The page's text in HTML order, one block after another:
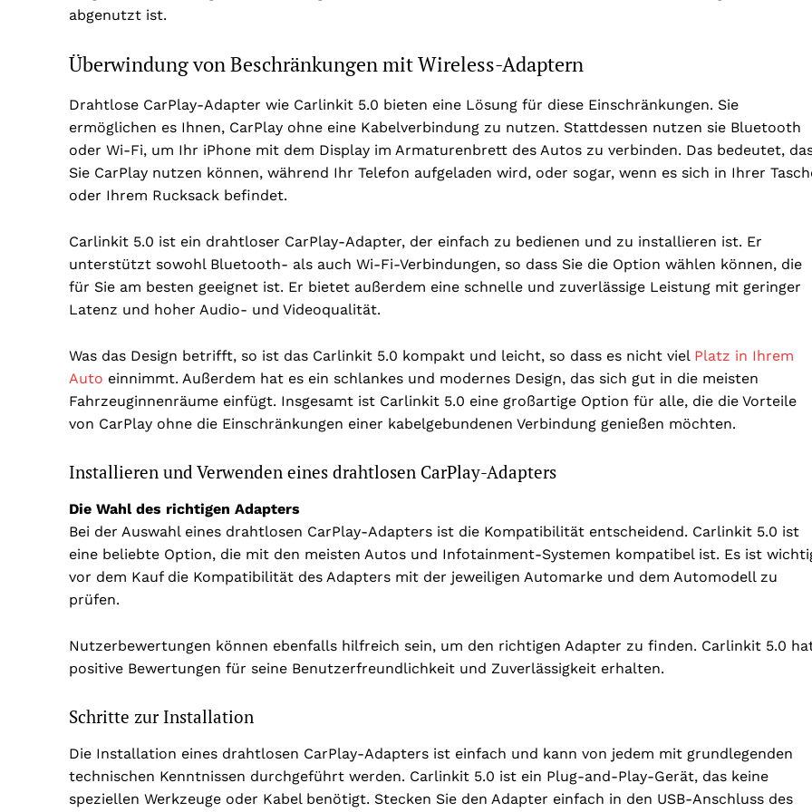
abgenutzt ist.
Überwindung von Beschränkungen mit Wireless-Adaptern
Drahtlose CarPlay-Adapter wie Carlinkit 5.0 bieten eine Lösung für diese Einschränkungen. Sie
ermöglichen es Ihnen, CarPlay ohne eine Kabelverbindung zu nutzen. Stattdessen nutzen sie Bluetooth
oder Wi-Fi, um Ihr iPhone mit dem Display im Armaturenbrett des Autos zu verbinden. Das bedeutet,
Sie CarPlay nutzen können, während Ihr Telefon aufgeladen wird, oder sogar, wenn es sich in Ihrer
oder Ihrem Rucksack befindet.
Carlinkit 5.0 ist ein drahtloser CarPlay-Adapter, der einfach zu bedienen und zu installieren ist. Er
unterstützt sowohl Bluetooth- als auch Wi-Fi-Verbindungen, so dass Sie die Option wählen können, die
für Sie am besten geeignet ist. Er bietet außerdem eine schnelle und zuverlässige Leistung mit geringer
Latenz und hoher Audio- und Videoqualität.
Was das Design betrifft, so ist das Carlinkit 5.0 kompakt und leicht, so dass es nicht viel Platz in Ihrem
Auto einnimmt. Außerdem hat es ein schlankes und modernes Design, das sich gut in die meisten
Fahrzeuginnenräume einfügt. Insgesamt ist Carlinkit 5.0 eine großartige Option für alle, die die Vorteile
von CarPlay ohne die Einschränkungen einer kabelgebundenen Verbindung genießen möchten.
Installieren und Verwenden eines drahtlosen CarPlay-Adapters
Die Wahl des richtigen Adapters
Bei der Auswahl eines drahtlosen CarPlay-Adapters ist die Kompatibilität entscheidend. Carlinkit 5.0 ist
eine beliebte Option, die mit den meisten Autos und Infotainment-Systemen kompatibel ist. Es ist
vor dem Kauf die Kompatibilität des Adapters mit der jeweiligen Automarke und dem Automodell zu
prüfen.
Nutzerbewertungen können ebenfalls hilfreich sein, um den richtigen Adapter zu finden. Carlinkit 5.0
positive Bewertungen für seine Benutzerfreundlichkeit und Zuverlässigkeit erhalten.
Schritte zur Installation
Die Installation eines drahtlosen CarPlay-Adapters ist einfach und kann von jedem mit grundlegenden
technischen Kenntnissen durchgeführt werden. Carlinkit 5.0 ist ein Plug-and-Play-Gerät, das keine
speziellen Werkzeuge oder Kabel benötigt. Stecken Sie den Adapter einfach in den USB-Anschluss des